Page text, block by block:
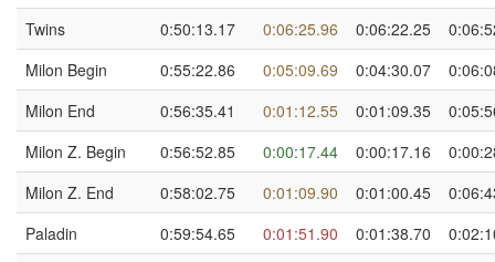
Twins
0:50:13.17 0:06:25.96 0:06:22.25
Milon Begin
0:55:22.86 0:05:09.69 0:04:30.07
Milon End
0:56:35.41 0:01:12.55 0:01:09.35
Milon Z. Begin
0:56:52.85 0:00:17.44 0:00:17.16
Milon Z. End
0:58:02.75 0:01:09.90 0:01:00.45
Paladin
0:59:54.65 0:01:51.90 0:01:38.70